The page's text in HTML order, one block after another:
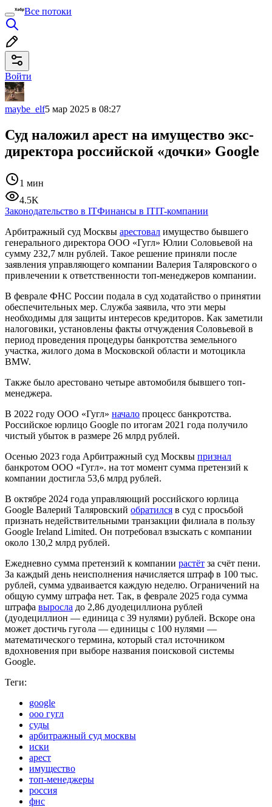
Все потоки
Войти
maybe_elf5 мар 2025 в 08:27
Суд наложил арест на имущество экс-
директора российской «дочки» Google
1 мин
4.5K
Законодательство в ITФинансы в ITIT-компании
Арбитражный суд Москвы арестовал имущество бывшего
генерального директора ООО «Гугл» Юлии Соловьевой на
сумму 232,7 млн рублей. Такое решение приняли после
заявления управляющего компании Валерия Таляровского о
привлечении к ответственности топ-менеджеров компании.
В феврале ФНС России подала в суд ходатайство о принятии
обеспечительных мер. Служба заявила, что эти меры
необходимы для защиты интересов кредиторов. Как заметили
налоговики, установлены факты отчуждения Соловьевой в
период проведения процедуры банкротства земельного
участка, жилого дома в Московской области и мотоцикла
BMW.
Также было арестовано четыре автомобиля бывшего топ-
менеджера.
В 2022 году ООО «Гугл» начало процесс банкротства.
Российское юрлицо Google по итогам 2021 года получило
чистый убыток в размере 26 млрд рублей.
Осенью 2023 года Арбитражный суд Москвы признал
банкротом ООО «Гугл». на тот момент сумма претензий к
компании достигла 53,6 млрд рублей.
В октябре 2024 года управляющий российского юрлица
Google Валерий Таляровский обратился в суд с просьбой
признать недействительными транзакции филиала в пользу
Google Ireland Limited. Он потребовал взыскать с компании
около 130,2 млрд рублей.
Ежедневно сумма претензий к компании растёт за счёт пени.
За каждый день неисполнения начисляется штраф в 100 тыс.
рублей, сумма удваивается каждую неделю. Ограничений на
общую сумму штрафа нет. Так, в феврале 2025 года сумма
штрафа выросла до 2,86 дуодециллиона рублей
(дуодециллион — единица с 39 нулями) рублей. Вскоре она
может достичь гугола — единицы с 100 нулями —
математического термина, который стал источником
вдохновения при выборе названия поисковой системы
Google.
Теги:
google
ооо гугл
суды
арбитражный суд москвы
иски
арест
имущество
топ-менеджеры
россия
фнс